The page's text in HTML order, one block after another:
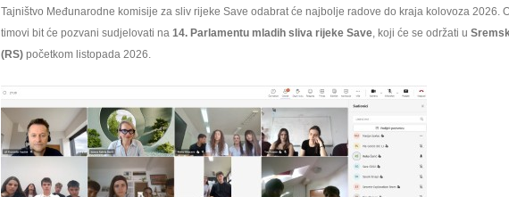
Tajništvo Međunarodne komisije za sliv rijeke Save odabrat će najbolje radove do kraja kolovoza 2026.
timovi bit će pozvani sudjelovati na 14. Parlamentu mladih sliva rijeke Save, koji će se održati u
(RS) početkom listopada 2026.